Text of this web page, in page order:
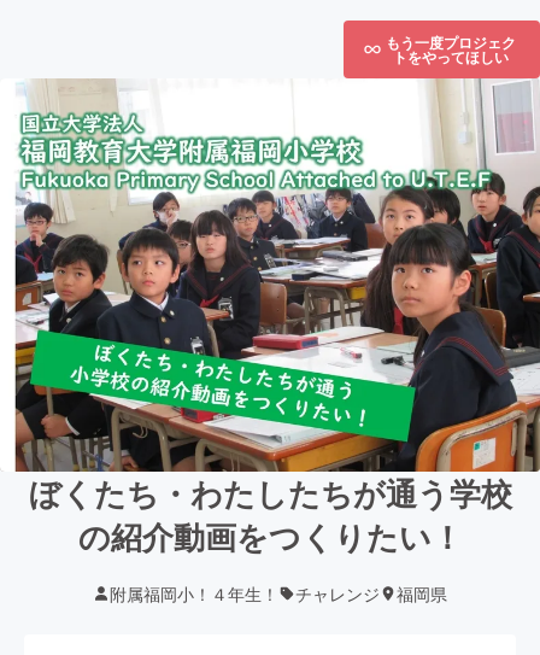
もう一度プロジェク
トをやってほしい
ぼくたち・わたしたちが通う学校
の紹介動画をつくりたい！
附属福岡小！４年生！ チャレンジ 福岡県